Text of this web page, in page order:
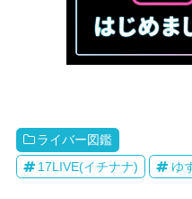
ライバー図鑑
17LIVE(イチナナ)
ゆ